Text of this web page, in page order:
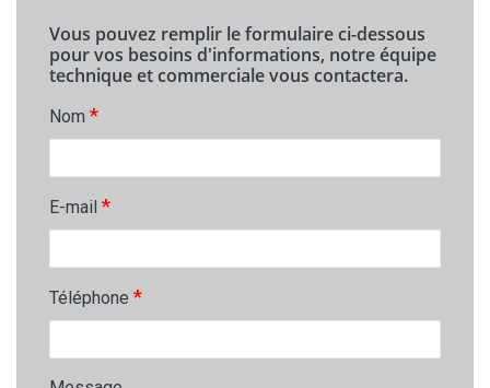
Vous pouvez remplir le formulaire ci-dessous
pour vos besoins d'informations, notre équipe
technique et commerciale vous contactera.
Nom *
E-mail *
Téléphone *